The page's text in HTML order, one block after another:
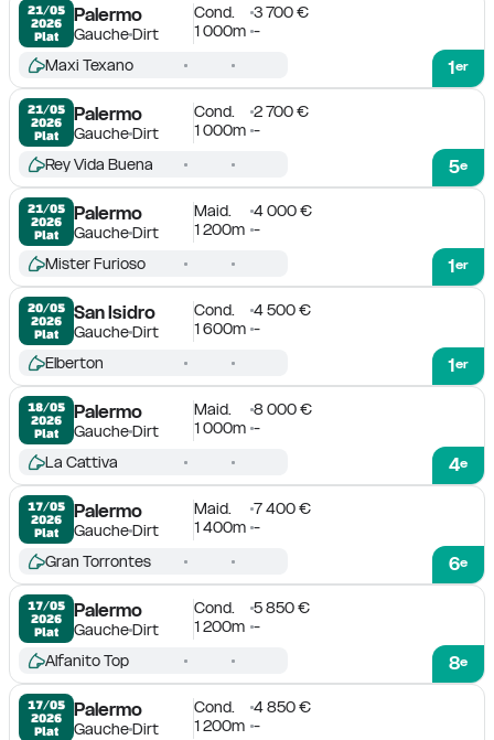
21/05
2026
Plat
Palermo
GaucheDirt
Cond.
3 700 €
1 000m -
1er
Maxi Texano
21/05
2026
Plat
Palermo
GaucheDirt
Cond.
2 700 €
1 000m -
5e
Rey Vida Buena
21/05
2026
Plat
Palermo
GaucheDirt
Maid.
4 000 €
1 200m -
1er
Mister Furioso
20/05
2026
Plat
San Isidro
GaucheDirt
Cond.
4 500 €
1 600m -
1er
Elberton
18/05
2026
Plat
Palermo
GaucheDirt
Maid.
8 000 €
1 000m -
4e
La Cattiva
17/05
2026
Plat
Palermo
GaucheDirt
Maid.
7 400 €
1 400m -
6e
Gran Torrontes
17/05
2026
Plat
Palermo
GaucheDirt
Cond.
5 850 €
1 200m -
8e
Alfanito Top
17/05
2026
Plat
Palermo
GaucheDirt
Cond.
4 850 €
1 200m -